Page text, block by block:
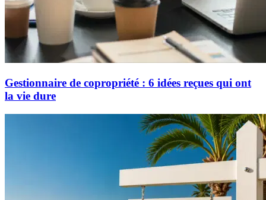
Gestionnaire de copropriété : 6 idées reçues qui ont
la vie dure